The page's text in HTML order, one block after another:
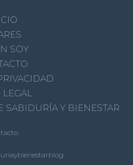
SOY
LEGAL
SABIDURÍA Y BIENESTAR